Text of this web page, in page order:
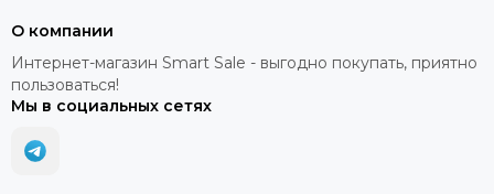
О компании
Интернет-магазин Smart Sale - выгодно покупать, приятно
пользоваться!
Мы в социальных сетях